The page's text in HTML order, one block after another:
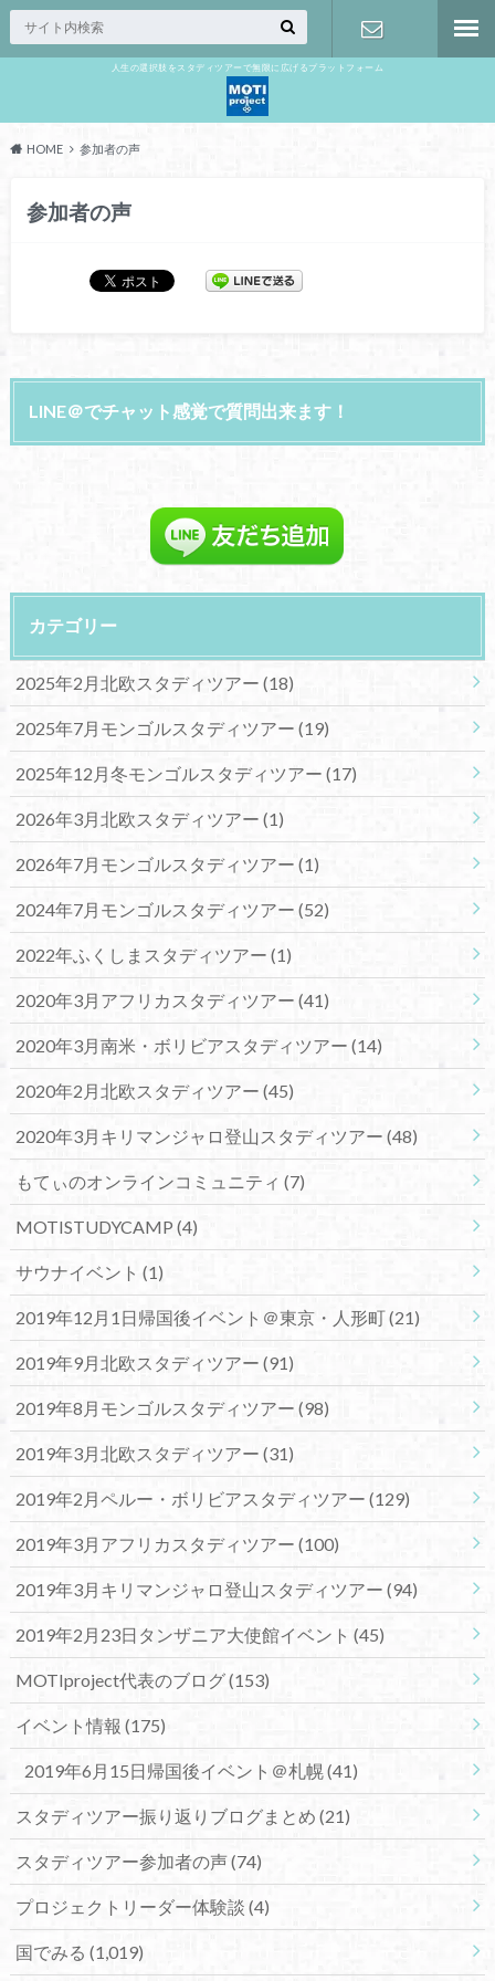
人生の選択肢をスタディツアーで無限に広げるプラットフォーム
HOME 参加者の声
参加者の声
LINE＠でチャット感覚で質問出来ます！
カテゴリー
2025年2月北欧スタディツアー (18)
2025年7月モンゴルスタディツアー (19)
2025年12月冬モンゴルスタディツアー (17)
2026年3月北欧スタディツアー (1)
2026年7月モンゴルスタディツアー (1)
2024年7月モンゴルスタディツアー (52)
2022年ふくしまスタディツアー (1)
2020年3月アフリカスタディツアー (41)
2020年3月南米・ボリビアスタディツアー (14)
2020年2月北欧スタディツアー (45)
2020年3月キリマンジャロ登山スタディツアー (48)
もてぃのオンラインコミュニティ (7)
MOTISTUDYCAMP (4)
サウナイベント (1)
2019年12月1日帰国後イベント＠東京・人形町(21)
2019年9月北欧スタディツアー (91)
2019年8月モンゴルスタディツアー (98)
2019年3月北欧スタディツアー (31)
2019年2月ペルー・ボリビアスタディツアー (129)
2019年3月アフリカスタディツアー (100)
2019年3月キリマンジャロ登山スタディツアー (94)
2019年2月23日タンザニア大使館イベント (45)
MOTIproject代表のブログ(153)
イベント情報 (175)
2019年6月15日帰国後イベント＠札幌(41)
スタディツアー振り返りブログまとめ (21)
スタディツアー参加者の声(74)
プロジェクトリーダー体験談 (4)
国でみる (1,019)